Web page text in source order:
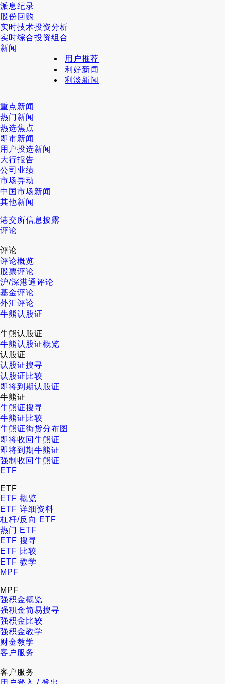
派息纪录
股份回购
实时技术投资分析
实时综合投资组合
新闻
重点新闻
热门新闻
热选焦点
即市新闻
用户投选新闻
大行报告
公司业绩
市场异动
中国市场新闻
其他新闻
港交所信息披露
用户推荐
利好新闻
利淡新闻
评论
评论
评论概览
股票评论
沪/深港通评论
基金评论
外汇评论
牛熊认股证
牛熊认股证
牛熊认股证概览
认股证
认股证搜寻
认股证比较
即将到期认股证
牛熊证
牛熊证搜寻
牛熊证比较
牛熊证街货分布图
即将收回牛熊证
即将到期牛熊证
强制收回牛熊证
ETF
ETF
ETF 概览
ETF 详细资料
杠杆/反向 ETF
热门 ETF
ETF 搜寻
ETF 比较
ETF 教学
MPF
MPF
强积金概览
强积金简易搜寻
强积金比较
强积金教学
财金教学
客户服务
客户服务